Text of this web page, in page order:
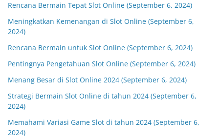
Rencana Bermain Tepat Slot Online (September 6, 2024)
Meningkatkan Kemenangan di Slot Online (September 6,
2024)
Rencana Bermain untuk Slot Online (September 6, 2024)
Pentingnya Pengetahuan Slot Online (September 6, 2024)
Menang Besar di Slot Online 2024 (September 6, 2024)
Strategi Bermain Slot Online di tahun 2024 (September 6,
2024)
Memahami Variasi Game Slot di tahun 2024 (September 6,
2024)